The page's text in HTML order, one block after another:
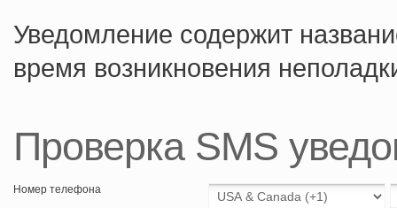
Уведомление содержит
время возникновения
Проверка SMS
Номер телефона